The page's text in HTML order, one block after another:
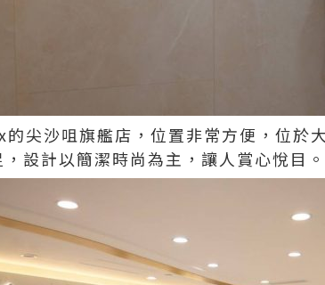
的尖沙咀旗艦店，位置非常方便，位於
設計以簡潔時尚為主，讓人賞心悅目。